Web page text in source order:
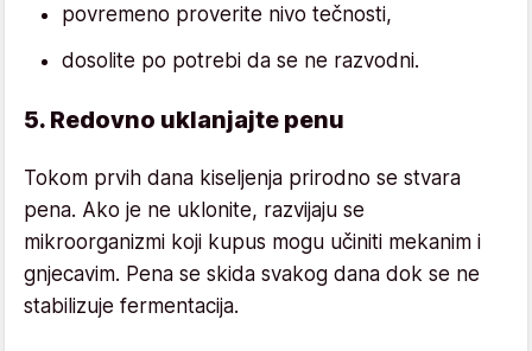
povremeno proverite nivo tečnosti,
dosolite po potrebi da se ne razvodni.
5. Redovno uklanjajte penu
Tokom prvih dana kiseljenja prirodno se stvara
pena. Ako je ne uklonite, razvijaju se
mikroorganizmi koji kupus mogu učiniti mekanim i
gnjecavim. Pena se skida svakog dana dok se ne
stabilizuje fermentacija.